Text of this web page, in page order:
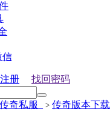
信
册 找回密码
奇私服_ > 传奇版本下载